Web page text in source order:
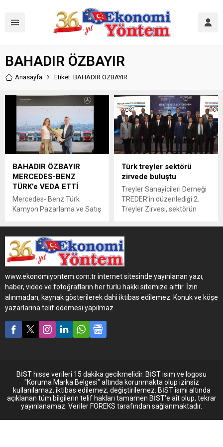
BAHADIR ÖZBAYIR
Anasayfa Etiket: BAHADIR ÖZBAYIR
BAHADIR ÖZBAYIR
MERCEDES-BENZ
TÜRK’e VEDA ETTİ
Mercedes- Benz Türk
Kamyon Pazarlama ve Satış
34 yıl önce çalışmaya
başladığı şirketten 62
yaşında emekli olarak veda
etti.
Türk treyler sektörü
zirvede buluştu
Treyler Sanayicileri Derneği
TREDER’in düzenlediği 2.
Treyler Zirvesi, sektörün
getirdi. “Türk Treyler
Sektörünün Dünya
Yolculuğu” mottosuyla
düzenlenen zirvede, kamu
ve özel sektörün üst düzey
katılımı ile Türk treyler
sektörünün gelişimi tüm
detayları ile görüşüldü.
www.ekonomiyontem.com.tr internet sitesinde yayınlanan yazı,
haber, video ve fotoğrafların her türlü hakkı sitemize aittir. İzin
alınmadan, kaynak gösterilerek dahi iktibas edilemez. Konuk ve köşe
yazarlarına telif ödemesi yapılmaz.
BİST hisse verileri 15 dakika gecikmelidir. BİST isim ve logosu
"Koruma Marka Belgesi" altında korunmakta olup izinsiz
kullanılamaz, iktibas edilemez, değiştirilemez. BİST ismi altında
açıklanan tüm bilgilerin telif hakları tamamen BİST'e ait olup, tekrar
yayınlanamaz. Veriler FOREKS tarafından sağlanmaktadır.